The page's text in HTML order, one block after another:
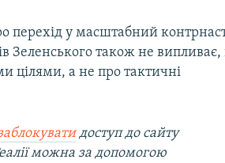
перехід у масштабний
Зеленського також не
цілями, а не про тактичні
доступ до сайту
можна за допомогою